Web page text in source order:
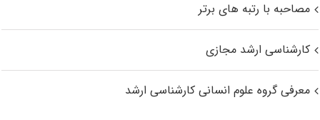
مصاحبه با رتبه های برتر
کارشناسی ارشد مجازی
معرفی گروه علوم انسانی کارشناسی ارشد